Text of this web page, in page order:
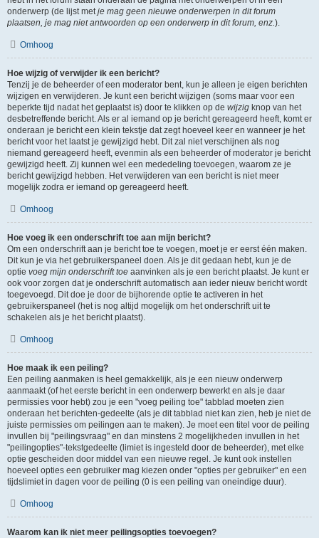
onderwerp (de lijst metje mag geen nieuwe onderwerpen in dit forum
plaatsen, je mag niet antwoorden op een onderwerp in dit forum, enz.).
Omhoog
Hoe wijzig of verwijder ik een bericht?
Tenzij je de beheerder of een moderator bent, kun je alleen je eigen berichten
wijzigen en verwijderen. Je kunt een bericht wijzigen (soms maar voor een
beperkte tijd nadat het geplaatst is) door te klikken op de wijzig knop van het
desbetreffende bericht. Als er al iemand op je bericht gereageerd heeft, komt er
onderaan je bericht een klein tekstje dat zegt hoeveel keer en wanneer je het
bericht voor het laatst je gewijzigd hebt. Dit zal niet verschijnen als nog
niemand gereageerd heeft, evenmin als een beheerder of moderator je bericht
gewijzigd heeft. Zij kunnen wel een mededeling toevoegen, waarom ze je
bericht gewijzigd hebben. Het verwijderen van een bericht is niet meer
mogelijk zodra er iemand op gereageerd heeft.
Omhoog
Hoe voeg ik een onderschrift toe aan mijn bericht?
Om een onderschrift aan je bericht toe te voegen, moet je er eerst één maken.
Dit kun je via het gebruikerspaneel doen. Als je dit gedaan hebt, kun je de
optie voeg mijn onderschrift toe aanvinken als je een bericht plaatst. Je kunt er
ook voor zorgen dat je onderschrift automatisch aan ieder nieuw bericht wordt
toegevoegd. Dit doe je door de bijhorende optie te activeren in het
gebruikerspaneel (het is nog altijd mogelijk om het onderschrift uit te
schakelen als je het bericht plaatst).
Omhoog
Hoe maak ik een peiling?
Een peiling aanmaken is heel gemakkelijk, als je een nieuw onderwerp
aanmaakt (of het eerste bericht in een onderwerp bewerkt en als je daar
permissies voor hebt) zou je een "voeg peiling toe" tabblad moeten zien
onderaan het berichten-gedeelte (als je dit tabblad niet kan zien, heb je niet de
juiste permissies om peilingen aan te maken). Je moet een titel voor de peiling
invullen bij "peilingsvraag" en dan minstens 2 mogelijkheden invullen in het
"peilingopties"-tekstgedeelte (limiet is ingesteld door de beheerder), met elke
optie gescheiden door middel van een nieuwe regel. Je kunt ook instellen
hoeveel opties een gebruiker mag kiezen onder "opties per gebruiker" en een
tijdslimiet in dagen voor de peiling (0 is een peiling van oneindige duur).
Omhoog
Waarom kan ik niet meer peilingsopties toevoegen?